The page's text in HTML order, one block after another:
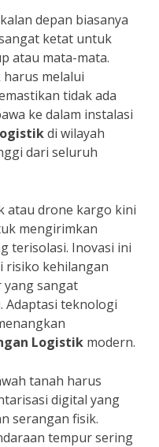
depan biasanya
ketat untuk
atau mata-mata.
harus melalui
tidak ada
ke dalam instalasi
di wilayah
dari seluruh
atau drone kargo kini
mengirimkan
terisolasi. Inovasi ini
risiko kehilangan
yang sangat
Adaptasi teknologi
Logistik modern.
tanah harus
digital yang
serangan fisik.
tempur sering